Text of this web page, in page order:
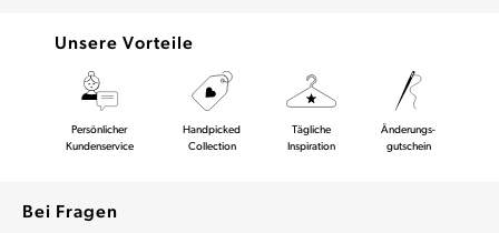
Unsere Vorteile
Persönlicher
Kundenservice
Handpicked
Collection
Tägliche
Inspiration
Änderungs-
gutschein
Bei Fragen